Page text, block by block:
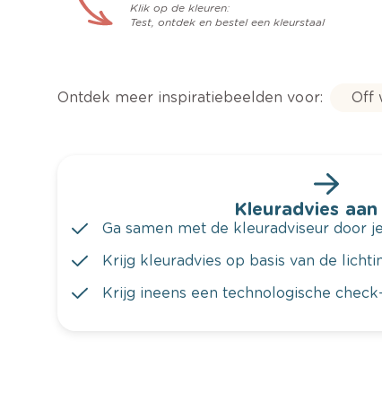
Klik op de kleuren:
Test, ontdek en bestel een kleurstaal
Ontdek meer inspiratiebeelden voor: Off
Kleuradvies aan
Ga samen met de kleuradviseur door
Krijg kleuradvies op basis van de
Krijg ineens een technologische